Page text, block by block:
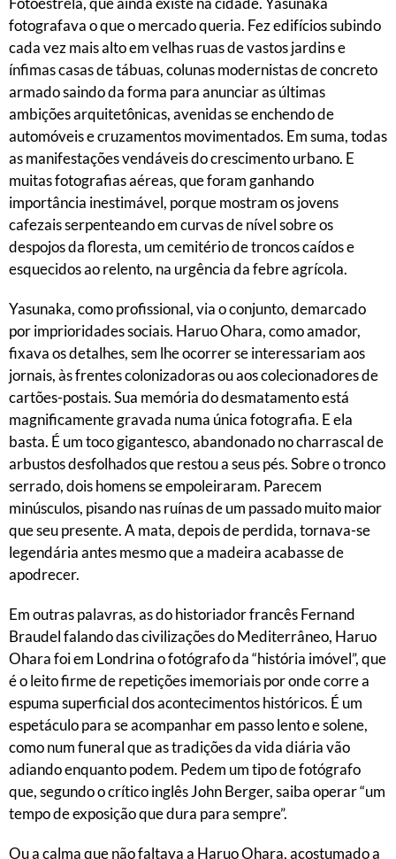
fotografava o que o mercado queria. Fez edifícios subindo
cada vez mais alto em velhas ruas de vastos jardins e
ínfimas casas de tábuas, colunas modernistas de concreto
armado saindo da forma para anunciar as últimas
ambições arquitetônicas, avenidas se enchendo de
automóveis e cruzamentos movimentados. Em suma, todas
as manifestações vendáveis do crescimento urbano. E
muitas fotografias aéreas, que foram ganhando
importância inestimável, porque mostram os jovens
cafezais serpenteando em curvas de nível sobre os
despojos da floresta, um cemitério de troncos caídos e
esquecidos ao relento, na urgência da febre agrícola.
Yasunaka, como profissional, via o conjunto, demarcado
por imprioridades sociais. Haruo Ohara, como amador,
fixava os detalhes, sem lhe ocorrer se interessariam aos
jornais, às frentes colonizadoras ou aos colecionadores de
cartões-postais. Sua memória do desmatamento está
magnificamente gravada numa única fotografia. E ela
basta. É um toco gigantesco, abandonado no charrascal de
arbustos desfolhados que restou a seus pés. Sobre o tronco
serrado, dois homens se empoleiraram. Parecem
minúsculos, pisando nas ruínas de um passado muito maior
que seu presente. A mata, depois de perdida, tornava-se
legendária antes mesmo que a madeira acabasse de
apodrecer.
Em outras palavras, as do historiador francês Fernand
Braudel falando das civilizações do Mediterrâneo, Haruo
Ohara foi em Londrina o fotógrafo da “história imóvel”, que
é o leito firme de repetições imemoriais por onde corre a
espuma superficial dos acontecimentos históricos. É um
espetáculo para se acompanhar em passo lento e solene,
como num funeral que as tradições da vida diária vão
adiando enquanto podem. Pedem um tipo de fotógrafo
que, segundo o crítico inglês John Berger, saiba operar “um
tempo de exposição que dura para sempre”.
Ou a calma que não faltava a Haruo Ohara, acostumado a